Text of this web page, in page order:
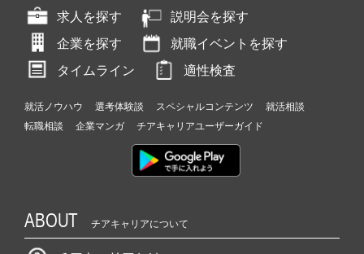
求人を探す
説明会を探す
企業を探す
就職イベントを探す
タイムライン
適性検査
就活ノウハウ 選考体験談 スペシャルコンテンツ
就活相談
転職相談
企業マンガ チアキャリアユーザーガイド
ABOUT チアキャリアについて